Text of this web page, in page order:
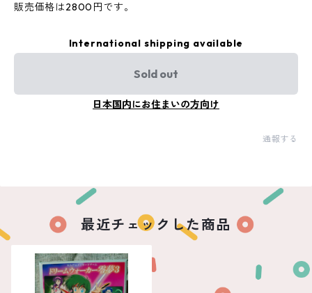
販売価格は2800円です。
International shipping available
Sold out
日本国内にお住まいの方向け
通報する
最近チェックした商品